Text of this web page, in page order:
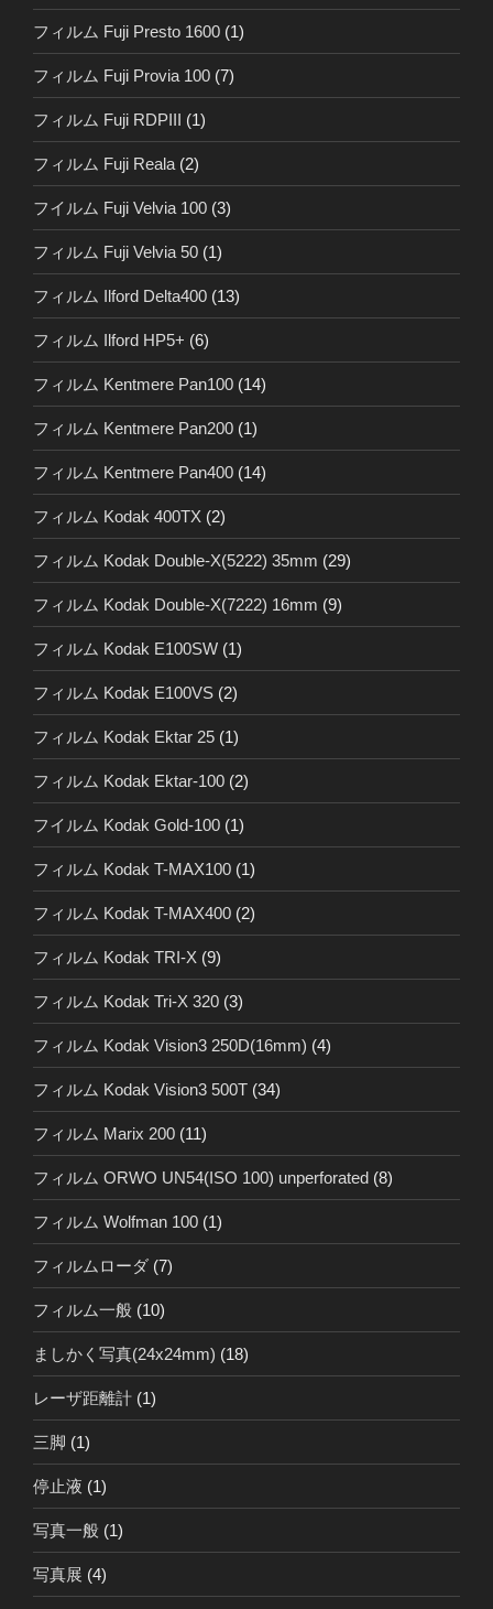
フィルム Fuji Presto 1600 (1)
フィルム Fuji Provia 100 (7)
フィルム Fuji RDPIII (1)
フィルム Fuji Reala (2)
フイルム Fuji Velvia 100 (3)
フィルム Fuji Velvia 50 (1)
フィルム Ilford Delta400 (13)
フィルム Ilford HP5+ (6)
フィルム Kentmere Pan100 (14)
フィルム Kentmere Pan200 (1)
フィルム Kentmere Pan400 (14)
フィルム Kodak 400TX (2)
フィルム Kodak Double-X(5222) 35mm (29)
フィルム Kodak Double-X(7222) 16mm (9)
フィルム Kodak E100SW (1)
フィルム Kodak E100VS (2)
フィルム Kodak Ektar 25 (1)
フィルム Kodak Ektar-100 (2)
フイルム Kodak Gold-100 (1)
フィルム Kodak T-MAX100 (1)
フィルム Kodak T-MAX400 (2)
フィルム Kodak TRI-X (9)
フィルム Kodak Tri-X 320 (3)
フィルム Kodak Vision3 250D(16mm) (4)
フィルム Kodak Vision3 500T (34)
フィルム Marix 200 (11)
フィルム ORWO UN54(ISO 100) unperforated (8)
フィルム Wolfman 100 (1)
フィルムローダ (7)
フィルム一般 (10)
ましかく写真(24x24mm) (18)
レーザ距離計 (1)
三脚 (1)
停止液 (1)
写真一般 (1)
写真展 (4)